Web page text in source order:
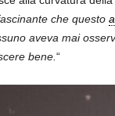
che questo
aveva mai
bene. “